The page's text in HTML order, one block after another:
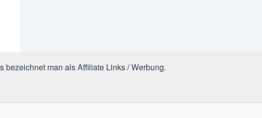
bezeichnet man als Affiliate Links / Werbung.